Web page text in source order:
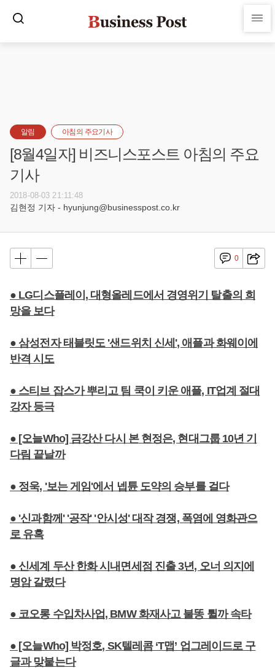
알림 아침의 주요기사
[8월4일자] 비즈니스포스트 아침의 주요
기사
2018-08-03 21:11:48
김현정 기자 - hyunjung@businesspost.co.kr
0
● LG디스플레이, 대형올레드에서 경영위기 탈출의 희
망을 보다
● 삼성전자 태블릿도 '샌드위치 신세', 애플과 화웨이에
반격 시도
● 스티브 잡스가 뿌리고 팀 쿡이 키운 애플, IT업계 절대
강자 등극
● [오늘Who] 금강산 다시 본 현정은, 현대그룹 10년 기
다림 끝날까
● 정욱, '보는 게임'에서 넵튠 도약의 승부를 걸다
● '신과함께' '공작' '안시성' 대작 경쟁, 폭염에 영화관으
로 유혹
● 신세계 두산 한화 시내면세점 진출 3년, 오너 의지에
명암 갈렸다
● 코오롱 수입차사업, BMW 화재사고 불똥 튈까 속타
● [오늘Who] 박정호, SK텔레콤 ‘T맵’ 업그레이드로 구
글과 맞붙는다